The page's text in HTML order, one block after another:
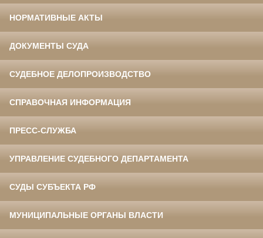
НОРМАТИВНЫЕ АКТЫ
ДОКУМЕНТЫ СУДА
СУДЕБНОЕ ДЕЛОПРОИЗВОДСТВО
СПРАВОЧНАЯ ИНФОРМАЦИЯ
ПРЕСС-СЛУЖБА
УПРАВЛЕНИЕ СУДЕБНОГО ДЕПАРТАМЕНТА
СУДЫ СУБЪЕКТА РФ
МУНИЦИПАЛЬНЫЕ ОРГАНЫ ВЛАСТИ